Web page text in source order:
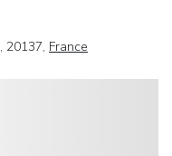
, 20137, France